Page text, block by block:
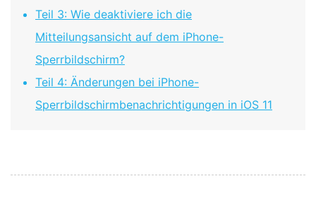
Teil 3: Wie deaktiviere ich die
Mitteilungsansicht auf dem iPhone-
Sperrbildschirm?
Teil 4: Änderungen bei iPhone-
Sperrbildschirmbenachrichtigungen in iOS 11